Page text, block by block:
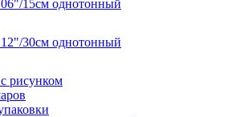
15см однотонный
30см однотонный
рисунком